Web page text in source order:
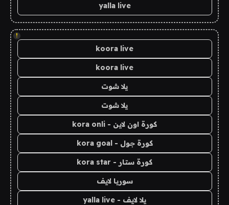
yalla live
!
koora live
koora live
يلا شوت
يلا شوت
كورة اون لاين - kora onli
كورة جول - kora goal
كورة ستار - kora star
سوريا لايف
يلا لايف - yalla live